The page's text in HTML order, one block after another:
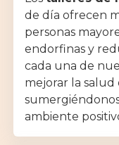
de día ofrecen
personas
endorfinas y
cada una de
mejorar la salud
ambiente